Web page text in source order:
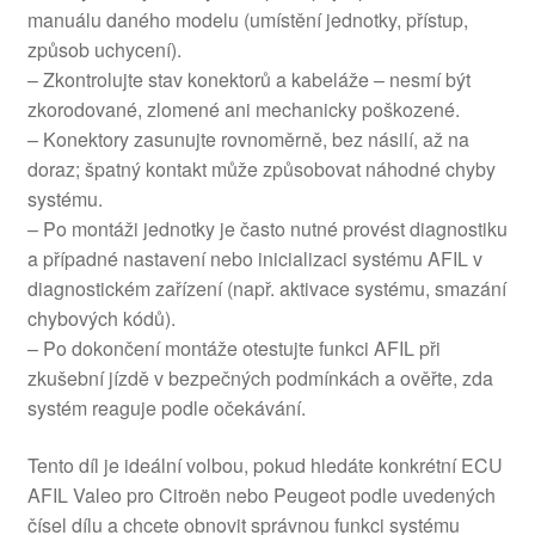
manuálu daného modelu (umístění jednotky, přístup,
způsob uchycení).
– Zkontrolujte stav konektorů a kabeláže – nesmí být
zkorodované, zlomené ani mechanicky poškozené.
– Konektory zasunujte rovnoměrně, bez násilí, až na
doraz; špatný kontakt může způsobovat náhodné chyby
systému.
– Po montáži jednotky je často nutné provést diagnostiku
a případné nastavení nebo inicializaci systému AFIL v
diagnostickém zařízení (např. aktivace systému, smazání
chybových kódů).
– Po dokončení montáže otestujte funkci AFIL při
zkušební jízdě v bezpečných podmínkách a ověřte, zda
systém reaguje podle očekávání.
Tento díl je ideální volbou, pokud hledáte konkrétní ECU
AFIL Valeo pro Citroën nebo Peugeot podle uvedených
čísel dílu a chcete obnovit správnou funkci systému